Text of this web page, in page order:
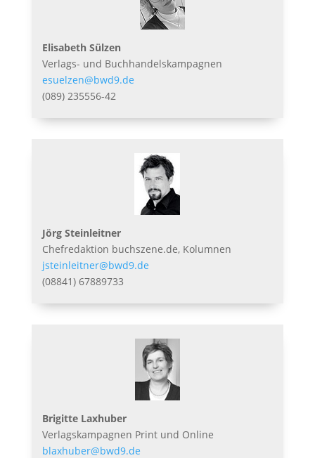
Elisabeth Sülzen
Verlags- und Buchhandelskampagnen
esuelzen@bwd9.de
(089) 235556-42
Jörg Steinleitner
Chefredaktion buchszene.de, Kolumnen
jsteinleitner@bwd9.de
(08841) 67889733
Brigitte Laxhuber
Verlagskampagnen Print und Online
blaxhuber@bwd9.de